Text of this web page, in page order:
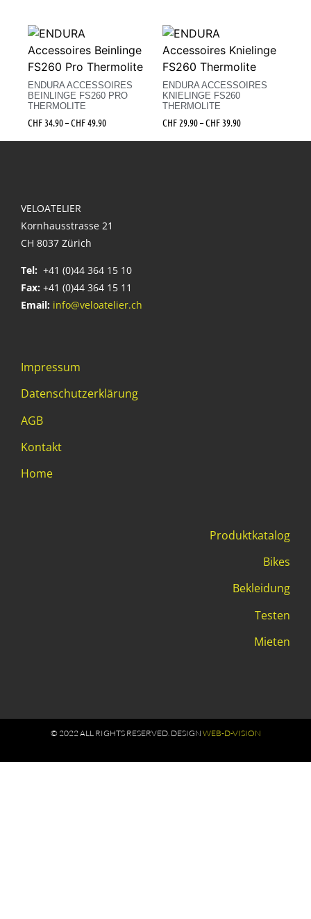
ENDURA ACCESSOIRES
BEINLINGE FS260 PRO
THERMOLITE
CHF34.90–CHF49.90
ENDURA ACCESSOIRES
KNIELINGE FS260
THERMOLITE
CHF29.90–CHF39.90
VELOATELIER
Kornhausstrasse 21
CH 8037 Zürich
Tel: +41 (0)44 364 15 10
Fax: +41 (0)44 364 15 11
Email: info@veloatelier.ch
Impressum
Datenschutzerklärung
AGB
Kontakt
Home
Produktkatalog
Bikes
Bekleidung
Testen
Mieten
© 2022 ALL RIGHTS RESERVED​. DESIGN WEB-D-VISION